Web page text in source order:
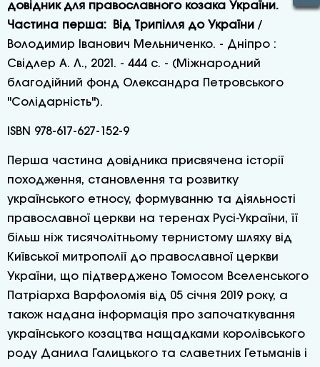
довідник для православного козака України.
Частина перша: Від Трипілля до України /
Володимир Іванович Мельниченко. - Дніпро :
Свідлер А. Л., 2021. - 444 с. - (Міжнародний
благодійний фонд Олександра Петровського
"Солідарність").
ISBN 978-617-627-152-9
Перша частина довідника присвячена історії
походження, становлення та розвитку
українського етносу, формуванню та діяльності
православної церкви на теренах Русі-України, її
більш ніж тисячолітньому тернистому шляху від
Київської митрополії до православної церкви
України, що підтверджено Томосом Вселенського
Патріарха Варфоломія від 05 січня 2019 року, а
також надана інформація про започаткування
українського козацтва нащадками королівського
роду Данила Галицького та славетних Гетьманів і